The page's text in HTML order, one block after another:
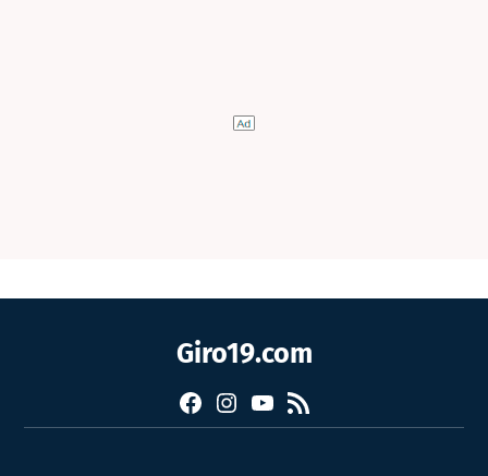
Giro19.com
FacebookInstagram
YouTube
RSS